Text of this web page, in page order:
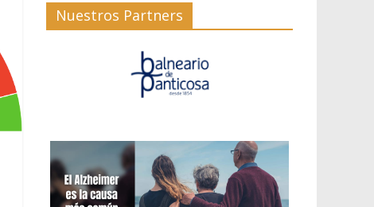
Nuestros Partners